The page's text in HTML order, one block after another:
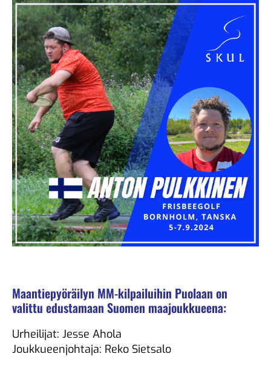
Maantiepyöräilyn MM-kilpailuihin Puolaan on
valittu edustamaan Suomen maajoukkueena:
Urheilijat: Jesse Ahola
Joukkueenjohtaja: Reko Sietsalo